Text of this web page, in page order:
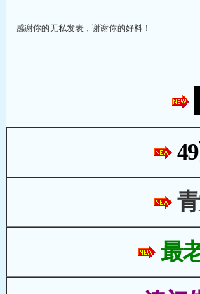
感谢你的无私发表，谢谢你的好料！
最